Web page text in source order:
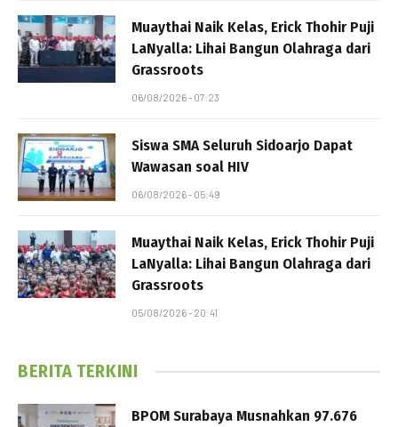
Muaythai Naik Kelas, Erick Thohir Puji
LaNyalla: Lihai Bangun Olahraga dari
Grassroots
06/08/2026 - 07:23
Siswa SMA Seluruh Sidoarjo Dapat
Wawasan soal HIV
06/08/2026 - 05:49
Muaythai Naik Kelas, Erick Thohir Puji
LaNyalla: Lihai Bangun Olahraga dari
Grassroots
05/08/2026 - 20:41
BERITA TERKINI
BPOM Surabaya Musnahkan 97.676